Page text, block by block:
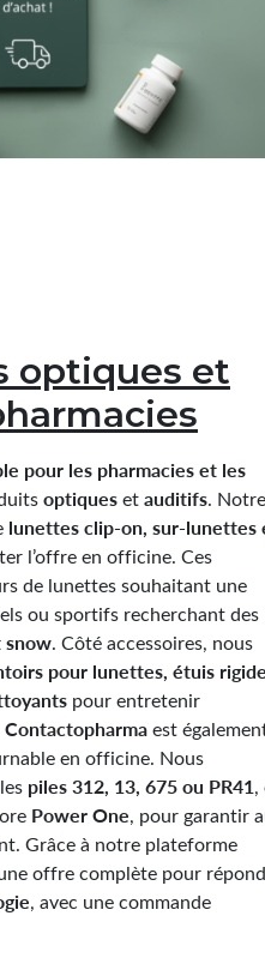
optiques et
pour les pharmacieset les
optiquesetauditifs. Notre
lunettes clip-on, sur-lunettes
l’offre en officine. Ces
de lunettes souhaitant une
ou sportifs recherchant des
snow. Côté accessoires, nous
pour lunettes, étuis
pour entretenir
Contactopharmaest
en officine. Nous
piles 312, 13, 675 ou PR41,
Power One, pour garantir
Grâce à notre plateforme
offre complète pour
, avec une commande